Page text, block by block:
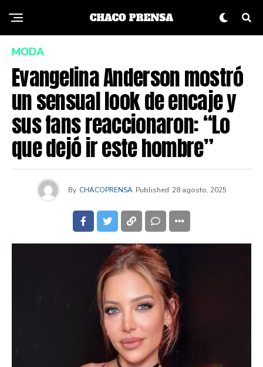
MODA
Evangelina Anderson mostró
un sensual look de encaje y
sus fans reaccionaron: “Lo
que dejó ir este hombre”
By CHACOPRENSA Published 28 agosto, 2025